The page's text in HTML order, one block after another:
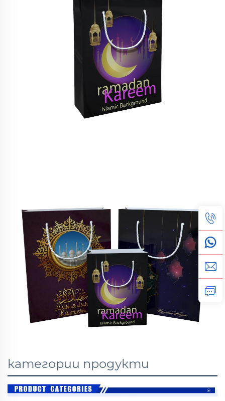
категории продукти